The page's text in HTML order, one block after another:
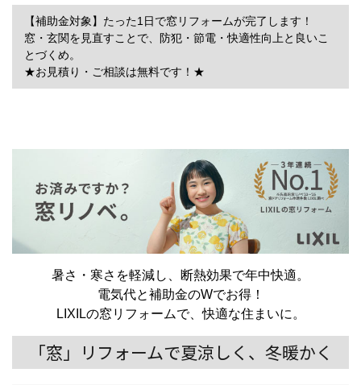
【補助金対象】たった1日で窓リフォームが完了します！
窓・玄関を見直すことで、防犯・節電・快適性向上と良いこ
とづくめ。
★お見積り・ご相談は無料です！★
暑さ・寒さを軽減し、断熱効果で年中快適。
電気代と補助金のWでお得！
LIXILの窓リフォームで、快適な住まいに。
「窓」リフォームで夏涼しく、冬暖かく